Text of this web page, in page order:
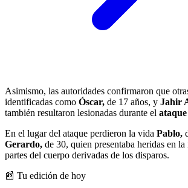
Asimismo, las autoridades confirmaron que
identificadas como Óscar, de 17 años, y Jahir
también resultaron lesionadas durante el
En el lugar del ataque perdieron la vida Pablo,
Gerardo, de 30, quien presentaba heridas en
partes del cuerpo derivadas de los disparos.
📰 Tu edición de hoy